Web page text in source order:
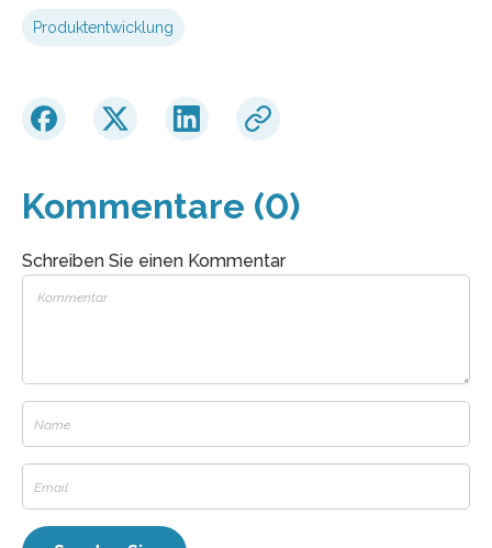
Produktentwicklung
Kommentare (0)
Schreiben Sie einen Kommentar